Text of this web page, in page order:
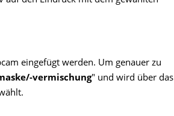
eingefügt werden. Um genauer zu
vermischung" und wird über das